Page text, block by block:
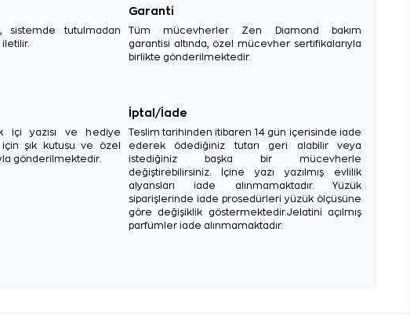
sistemde tutulmadan
Garanti
Tüm mücevherler Zen Diamond bakım
garantisi altında, özel mücevher sertifikalarıyla
birlikte gönderilmektedir.
içi yazısı ve hediye
şık kutusu ve özel
gönderilmektedir.
İptal/İade
Teslim tarihinden itibaren 14 gün içerisinde iade
ederek ödediğiniz tutarı geri alabilir veya
istediğiniz başka bir mücevherle
değiştirebilirsiniz. İçine yazı yazılmış evlilik
alyansları iade alınmamaktadır. Yüzük
siparişlerinde iade prosedürleri yüzük ölçüsüne
göre değişiklik göstermektedir.Jelatini açılmış
parfümler iade alınmamaktadır.